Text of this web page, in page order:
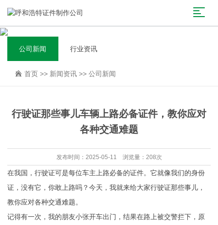
公司新闻 行业资讯
首页 >> 新闻资讯 >> 公司新闻
行驶证那些事儿车辆上路必备证件，教你应对
各种交通难题
发布时间：2025-05-11 浏览量：208次
在我国，行驶证可是每位车主上路必备的证件。它就像我们的身份
证，没有它，你敢上路吗？今天，我就来给大家行驶证那些事儿，
教你应对各种交通难题。
记得有一次，我的朋友小张开车出门，结果在路上被交警拦下，原